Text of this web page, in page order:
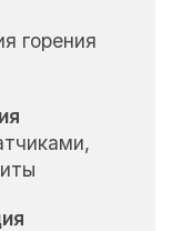
горения